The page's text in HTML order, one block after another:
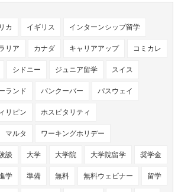
カ イギリス インターンシップ留学
リア カナダ キャリアアップ コミカレ
シドニー ジュニア留学 スイス
ランド バンクーバー パスウェイ
リピン ホスピタリティ
マルタ ワーキングホリデー
談 大学 大学院 大学院留学 奨学金
学 準備 無料 無料ウェビナー 留学